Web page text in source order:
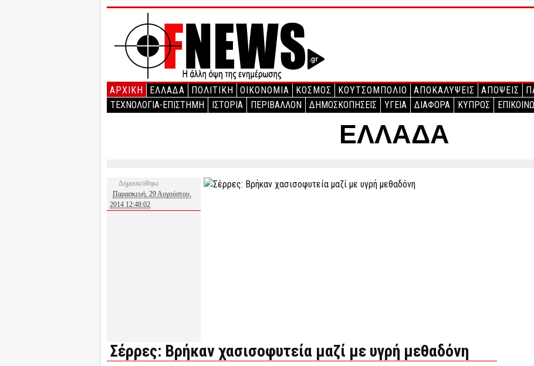
ΑΡΧΙΚΉ ΕΛΛΑΔΑ ΠΟΛΙΤΙΚΗ ΟΙΚΟΝΟΜΙΑ ΚΟΣΜΟΣ ΚΟΥΤΣΟΜΠΟΛΙΟ ΑΠΟΚΑΛΥΨΕΙΣ ΑΠΟΨΕΙΣ
ΤΕΧΝΟΛΟΓΙΑ-ΕΠΙΣΤΗΜΗ
ΙΣΤΟΡΙΑ ΠΕΡΙΒΑΛΛΟΝ ΔΗΜΟΣΚΟΠΗΣΕΙΣ ΥΓΕΙΑ ΔΙΑΦΟΡΑ ΚΥΠΡΟΣ
ΕΛΛΑΔΑ
Δημοσιεύθηκε
Παρασκευή, 29 Αυγούστου,
2014 12:48:02
Σέρρες: Βρήκαν χασισοφυτεία μαζί με υγρή μεθαδόνη